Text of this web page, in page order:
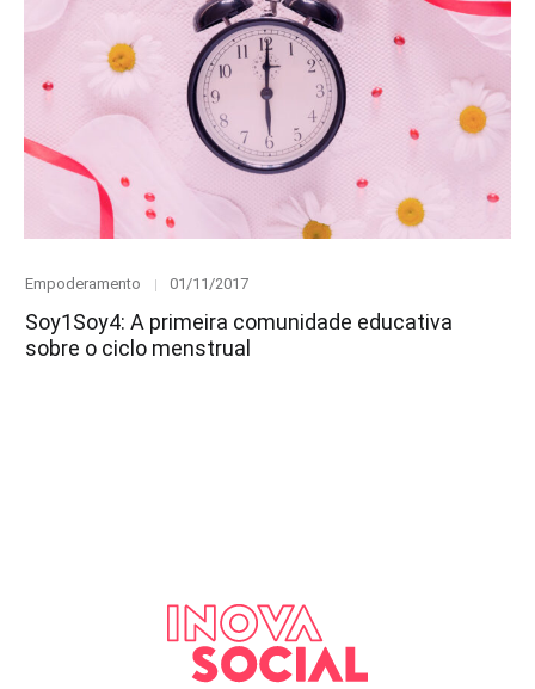
Category
Empoderamento
Posted
01/11/2017
Soy1Soy4: A primeira comunidade educativa
sobre o ciclo menstrual